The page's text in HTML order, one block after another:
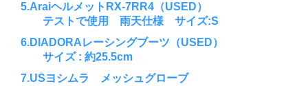
5.AraiヘルメットRX-7RR4（USED）
テストで使用 雨天仕様 サイズ:S
6.DIADORAレーシングブーツ（USED）
サイズ : 約25.5cm
7.USヨシムラ メッシュグローブ